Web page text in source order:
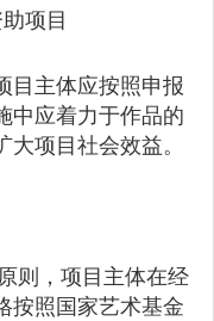
项目
目主体应按照申报
中应着力于作品的
项目社会效益。
则，项目主体在经
按照国家艺术基金